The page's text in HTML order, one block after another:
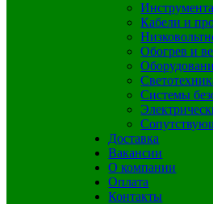
Кабели и
Обогрев и
Системы
Доставка
Вакансии
О компании
Оплата
Контакты